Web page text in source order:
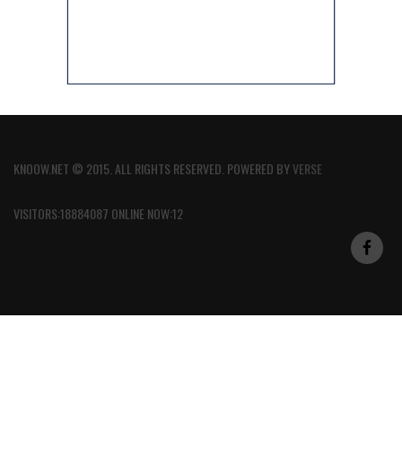
KNOOW.NET © 2015. ALL RIGHTS RESERVED. POWERED BYVERSE
VISITORS:18884087 ONLINE NOW:12